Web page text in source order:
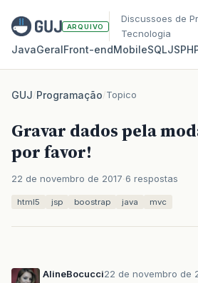
ARQUIVO
Discussoes de
Tecnologia
JavaGeralFront‑endMobileSQLJS
GUJ/Programação/Topico
Gravar dados pela
por favor!
22 de novembro de 2017 6 respostas
html5 jsp boostrap java mvc
AlineBocucci22 de novembro de